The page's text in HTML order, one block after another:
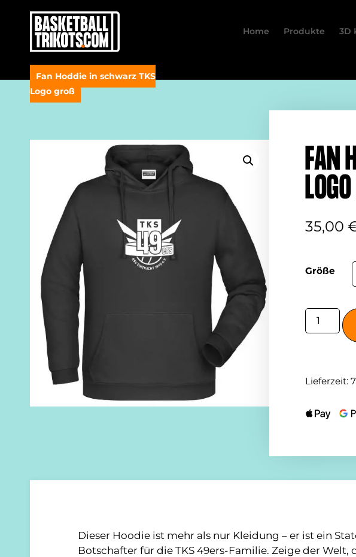
Fan Hoddie in schwarz TKS
Logo groß
Home Produkte 3D
FAN
LOGO
35,00
Größe
Lieferzeit:
Dieser Hoodie ist mehr als nur Kleidung – er ist ein
Botschafter für die TKS 49ers-Familie. Zeige der